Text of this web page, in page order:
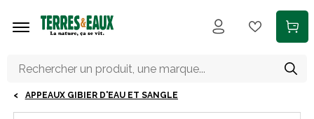
APPEAUX GIBIER D'EAU ET SANGLE